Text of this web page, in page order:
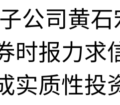
公司黄
时报力求
实质性投